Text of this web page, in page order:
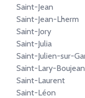
Saint-Jean
Saint-Jean-Lherm
Saint-Jory
Saint-Julia
Saint-Julien-sur-
Saint-Lary-Boujean
Saint-Laurent
Saint-Léon